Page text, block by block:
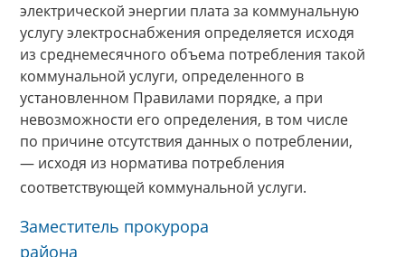
электрической энергии плата за коммунальную
услугу электроснабжения определяется исходя
из среднемесячного объема потребления такой
коммунальной услуги, определенного в
установленном Правилами порядке, а при
невозможности его определения, в том числе
по причине отсутствия данных о потреблении,
— исходя из норматива потребления
соответствующей коммунальной услуги.
Заместитель прокурора
района